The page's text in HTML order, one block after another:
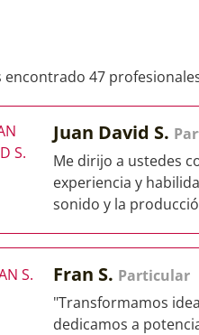
encontrado 47
Juan David S.
Me dirijo a ustedes
experiencia y
sonido y la
Fran S. Particular
"Transformamos
dedicamos a